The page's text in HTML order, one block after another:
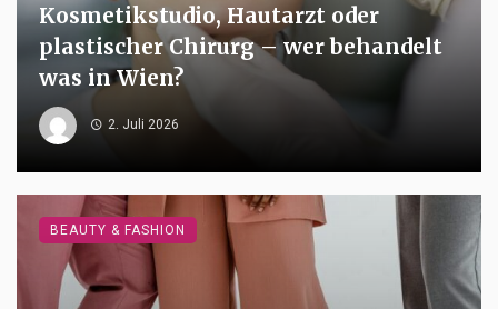
Kosmetikstudio, Hautarzt oder
plastischer Chirurg – wer behandelt
was in Wien?
2. Juli 2026
BEAUTY & FASHION